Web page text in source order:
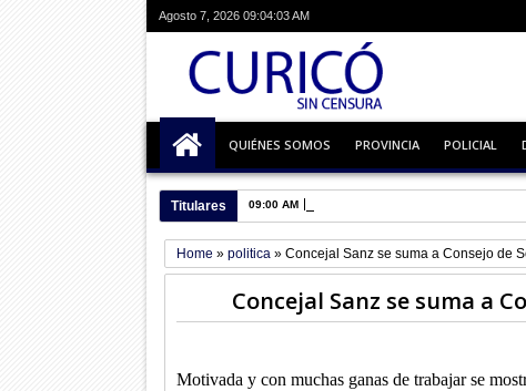
Agosto 7, 2026 09:04:04 AM
QUIÉNES SOMOS PROVINCIA POLICIAL
Titulares 09:00 AM
Home » politica » Concejal Sanz se suma a Consejo de
Concejal Sanz se suma a
Motivada y con muchas ganas de trabajar se